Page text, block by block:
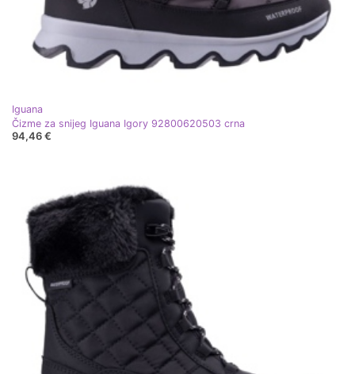
Iguana
Čizme za snijeg Iguana Igory 92800620503 crna
94,46 €